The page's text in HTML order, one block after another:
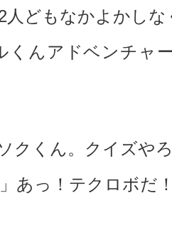
どもなかよかしな
くんアドベンチャ
クくん。クイズやろ
あっ！テクロボだ！